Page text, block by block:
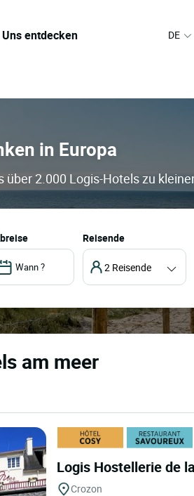
Uns entdecken DE
in Europa
über 2.000 Logis-Hotels zu
abreise Reisende
2 Reisende
am meer
Logis Hostellerie de
Crozon